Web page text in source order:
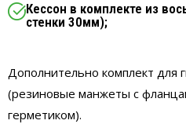
Кессон в комплекте из
стенки 30мм);
Дополнительно комплект для
(резиновые манжеты с
герметиком).